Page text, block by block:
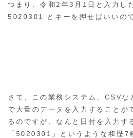
つまり、令和2年3月1日と入力し
5020301 とキーを押せばいいの
さて、この業務システム、CSVな
で大量のデータを入力することが
るのですが、なんと日付を入力す
「5020301」というような和歴7